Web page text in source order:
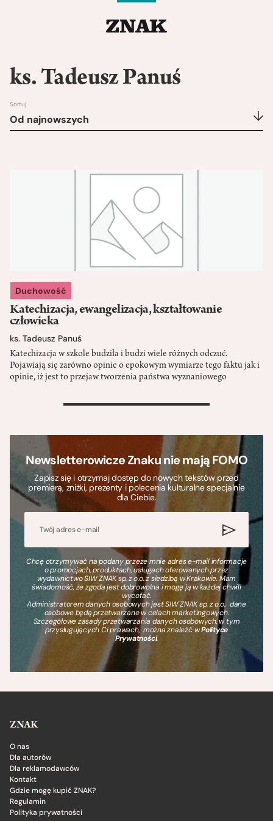
ks. Tadeusz Panuś
Sortuj
Od najnowszych
Duchowość
Katechizacja, ewangelizacja, kształtowanie
człowieka
ks. Tadeusz Panuś
Katechizacja w szkole budziła i budzi wiele różnych odczuć.
Pojawiają się zarówno opinie o epokowym wymiarze tego faktu jak i
opinie, iż jest to przejaw tworzenia państwa wyznaniowego
>
Newsletterowicze Znaku nie mają FOMO
Zapisz się i otrzymaj dostęp do nowych tekstów przed
premierą, zniżki, prezenty i polecenia kulturalne specjalnie
dla Ciebie.
Chcę otrzymywać na podany przeze mnie adres e-mail informacje
o promocjach, produktach, usługach oferowanych przez
wydawnictwo SIW ZNAK sp. z o.o. z siedzibą w Krakowie. Mam
świadomość, że zgoda jest dobrowolna i mogę ją w każdej chwili
wycofać.
Administratorem danych osobowych jest SIW ZNAK sp. z o.o., dane
osobowe będą przetwarzane w celach marketingowych.
Szczegółowe zasady przetwarzania danych osobowych, w tym
przysługujących Ci prawach, można znaleźć wPolityce
Prywatności.
ZNAK
O nas
Dla autorów
Dla reklamodawców
Kontakt
Gdzie mogę kupić ZNAK?
Regulamin
Polityka prywatności